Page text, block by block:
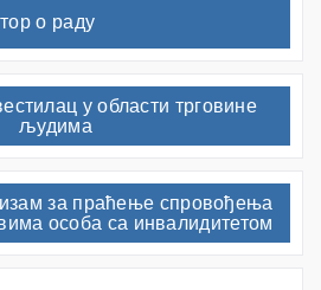
о раду
у области трговине
људима
за праћење спровођења
особа са инвалидитетом